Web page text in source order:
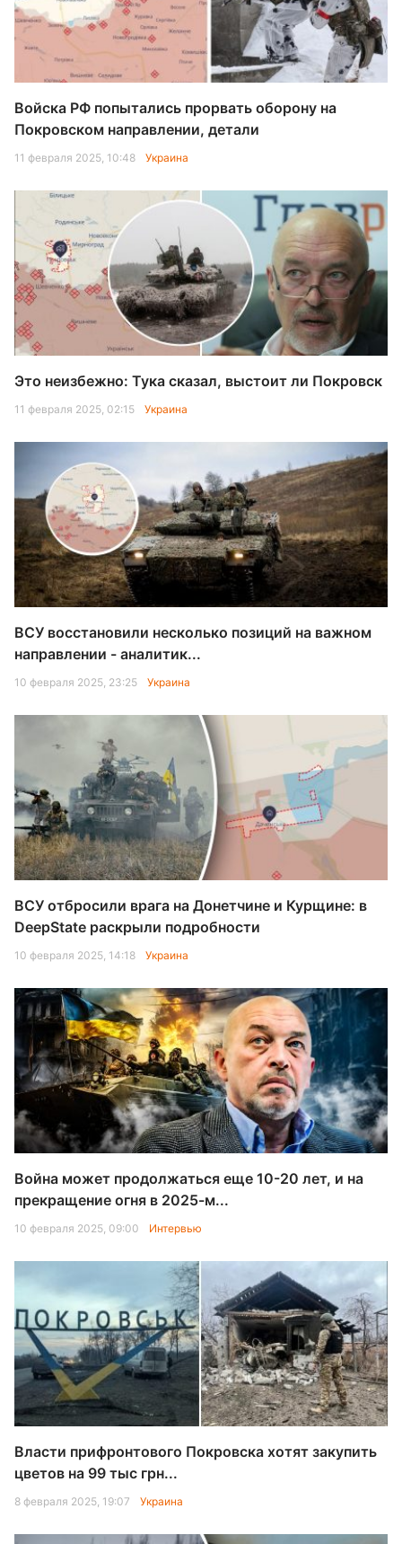
Войска РФ попытались прорвать оборону на
Покровском направлении, детали
11 февраля 2025, 10:48 Украина
Это неизбежно: Тука сказал, выстоит ли Покровск
11 февраля 2025, 02:15 Украина
ВСУ восстановили несколько позиций на важном
направлении - аналитик...
10 февраля 2025, 23:25 Украина
ВСУ отбросили врага на Донетчине и Курщине: в
DeepState раскрыли подробности
10 февраля 2025, 14:18 Украина
Война может продолжаться еще 10-20 лет, и на
прекращение огня в 2025-м...
10 февраля 2025, 09:00 Интервью
Власти прифронтового Покровска хотят закупить
цветов на 99 тыс грн...
8 февраля 2025, 19:07 Украина